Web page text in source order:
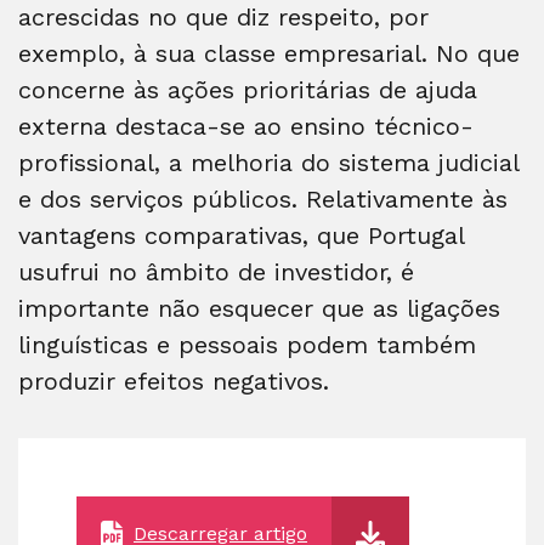
acrescidas no que diz respeito, por
exemplo, à sua classe empresarial. No que
concerne às ações prioritárias de ajuda
externa destaca-se ao ensino técnico-
profissional, a melhoria do sistema judicial
e dos serviços públicos. Relativamente às
vantagens comparativas, que Portugal
usufrui no âmbito de investidor, é
importante não esquecer que as ligações
linguísticas e pessoais podem também
produzir efeitos negativos.
Descarregar artigo